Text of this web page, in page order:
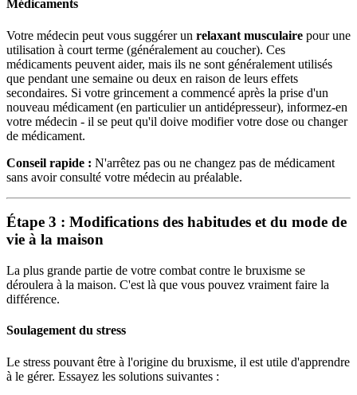
Médicaments
Votre médecin peut vous suggérer un relaxant musculaire pour une
utilisation à court terme (généralement au coucher). Ces
médicaments peuvent aider, mais ils ne sont généralement utilisés
que pendant une semaine ou deux en raison de leurs effets
secondaires. Si votre grincement a commencé après la prise d'un
nouveau médicament (en particulier un antidépresseur), informez-en
votre médecin - il se peut qu'il doive modifier votre dose ou changer
de médicament.
Conseil rapide : N'arrêtez pas ou ne changez pas de médicament
sans avoir consulté votre médecin au préalable.
Étape 3 : Modifications des habitudes et du mode de
vie à la maison
La plus grande partie de votre combat contre le bruxisme se
déroulera à la maison. C'est là que vous pouvez vraiment faire la
différence.
Soulagement du stress
Le stress pouvant être à l'origine du bruxisme, il est utile d'apprendre
à le gérer. Essayez les solutions suivantes :